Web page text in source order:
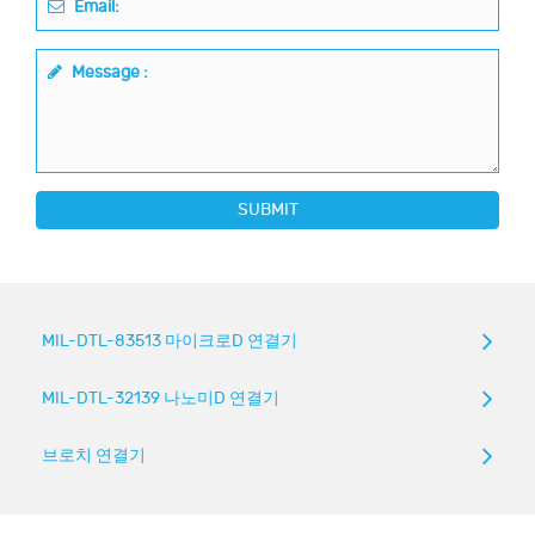
Email:
Message :
SUBMIT
MIL-DTL-83513 마이크로D 연결기
MIL-DTL-32139 나노미D 연결기
브로치 연결기